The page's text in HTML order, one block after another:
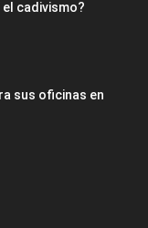
el cadivismo?
sus oficinas en